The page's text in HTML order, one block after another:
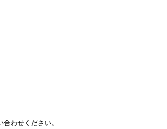
わせください。